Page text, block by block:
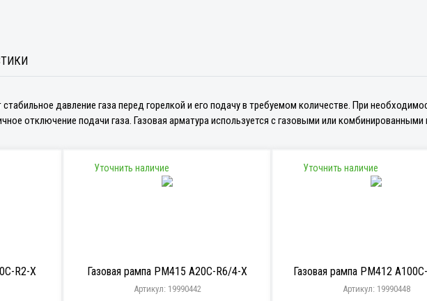
давление газа перед горелкой и его подачу в требуемом количестве. При
отключение подачи газа. Газовая арматура используется с газовыми или
R2-X
Уточнить наличие
Газовая рампа PM415 A20C-R6/4-X
Артикул: 19990442
Уточнить наличие
Газовая рампа PM412
Артикул: 19990448